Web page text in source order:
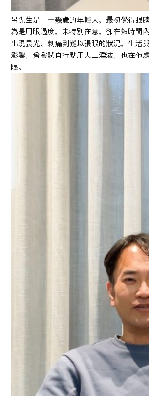
呂先生是二十幾歲的年輕人，最初覺得眼
為是用眼過度，未特別在意，卻在短時間
出現畏光、刺痛到難以張眼的狀況，生活
影響，曾嘗試自行點用人工淚液，也在他
限。